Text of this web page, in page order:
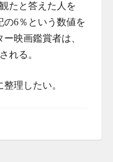
たと答えた人を
の6％という数値を
映画鑑賞者は、
れる。
理したい。